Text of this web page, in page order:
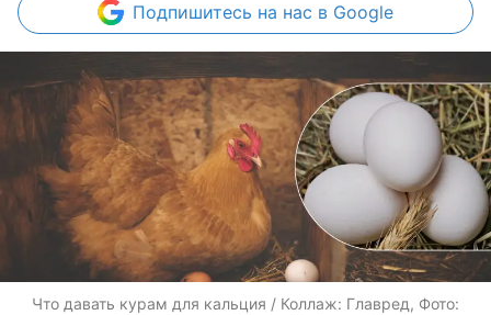
Подпишитесь на нас в Google
Что давать курам для кальция / Коллаж: Главред, Фото: